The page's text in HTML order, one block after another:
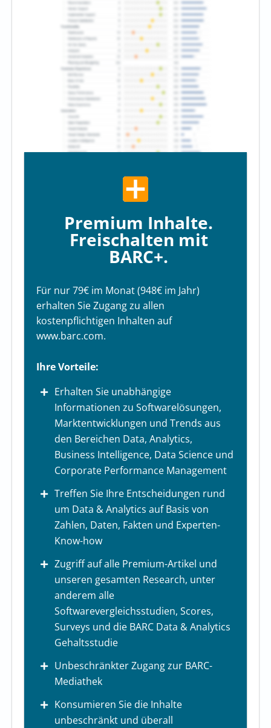
Premium Inhalte.
Freischalten mit
BARC+.
Für nur 79€ im Monat (948€ im Jahr)
erhalten Sie Zugang zu allen
kostenpflichtigen Inhalten auf
www.barc.com.
Ihre Vorteile:
Erhalten Sie unabhängige
Informationen zu Softwarelösungen,
Marktentwicklungen und Trends aus
den Bereichen Data, Analytics,
Business Intelligence, Data Science und
Corporate Performance Management
Treffen Sie Ihre Entscheidungen rund
um Data & Analytics auf Basis von
Zahlen, Daten, Fakten und Experten-
Know-how
Zugriff auf alle Premium-Artikel und
unseren gesamten Research, unter
anderem alle
Softwarevergleichsstudien, Scores,
Surveys und die BARC Data & Analytics
Gehaltsstudie
Unbeschränkter Zugang zur BARC-
Mediathek
Konsumieren Sie die Inhalte
unbeschränkt und überall